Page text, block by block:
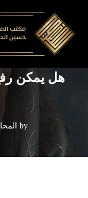
Skip
Home
-القانون
هل يمكن
by